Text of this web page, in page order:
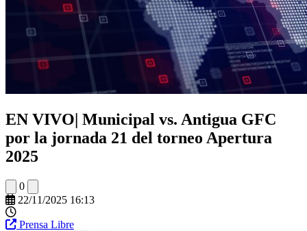
EN VIVO| Municipal vs. Antigua GFC
por la jornada 21 del torneo Apertura
2025
0
22/11/2025 16:13
Prensa Libre